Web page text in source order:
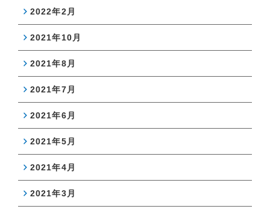
2022年2月
2021年10月
2021年8月
2021年7月
2021年6月
2021年5月
2021年4月
2021年3月